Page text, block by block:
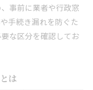
事前に業者や行政窓
手続き漏れを防ぐた
な区分を確認してお
は